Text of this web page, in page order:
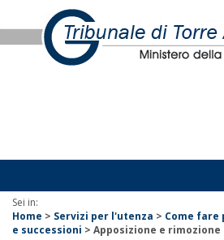
Sei in:
Home > Servizi per l'utenza > Come fare
e successioni > Apposizione e